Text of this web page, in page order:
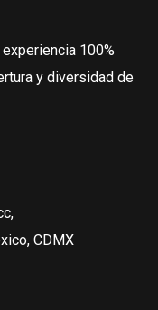
100%
y diversidad de
CDMX